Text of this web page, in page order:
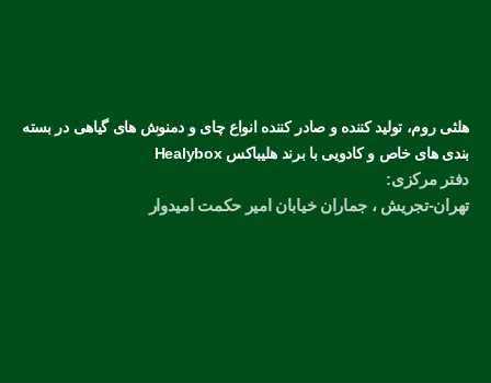
هلثی روم، تولید کننده و صادر کننده انواع چای و دمنوش های گیاهی در بسته
بندی های خاص و کادویی با برند هلیباکس Healybox
دفتر مرکزی:
تهران-تجریش ، جماران خیابان امیر حکمت امیدوار